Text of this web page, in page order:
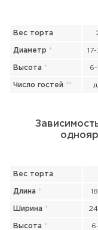
Вес торта
Диаметр *
Высота * 6-
Число гостей **
Вес торта
Длина *
Ширина *
Высота *